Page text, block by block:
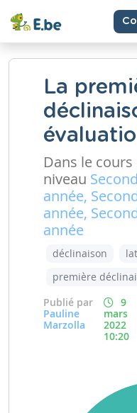
La
Dans le cours
niveau
année,
année,
année
déclinaison
première
Publié par
Pauline
Marzolla
9
mars
2022
10:20